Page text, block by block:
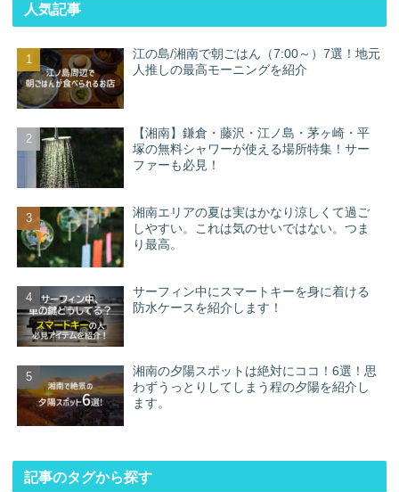
人気記事
江の島/湘南で朝ごはん（7:00～）7選！地元
人推しの最高モーニングを紹介
【湘南】鎌倉・藤沢・江ノ島・茅ヶ崎・平
塚の無料シャワーが使える場所特集！サー
ファーも必見！
湘南エリアの夏は実はかなり涼しくて過ご
しやすい。これは気のせいではない。つま
り最高。
サーフィン中にスマートキーを身に着ける
防水ケースを紹介します！
湘南の夕陽スポットは絶対にココ！6選！思
わずうっとりしてしまう程の夕陽を紹介し
ます。
記事のタグから探す